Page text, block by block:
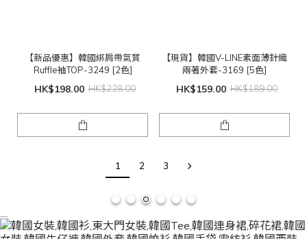
【新品優惠】韓國綁肩帶氣質
Ruffle袖TOP-3249 [2色]
HK$198.00 HK$228.00
【現貨】韓國V-LINE素面薄針織
兩著外套-3169 [5色]
HK$159.00 HK$189.00
1 2 3